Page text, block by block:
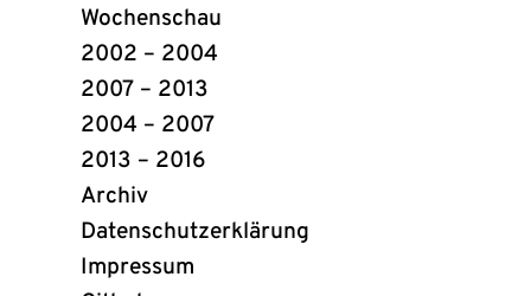
Wochenschau
2002 – 2004
2007 – 2013
2004 – 2007
2013 – 2016
Archiv
Datenschutzerklärung
Impressum